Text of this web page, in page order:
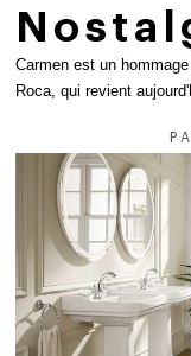
Carmen est un
Roca, qui revient